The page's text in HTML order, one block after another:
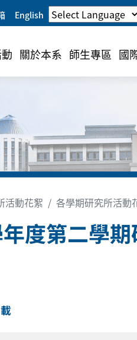
English
關於本系 師生專區 國
活動花絮 各學期研究所活動
度第二學